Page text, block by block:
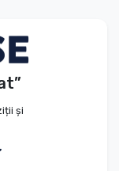
și